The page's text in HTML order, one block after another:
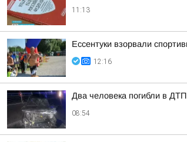
11:13
Ессентуки взорвали
12:16
Два человека погибли в
08:54